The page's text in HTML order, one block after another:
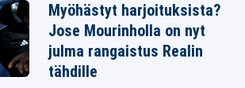
Myöhästyt harjoituksista?
Jose Mourinholla on nyt
julma rangaistus Realin
tähdille